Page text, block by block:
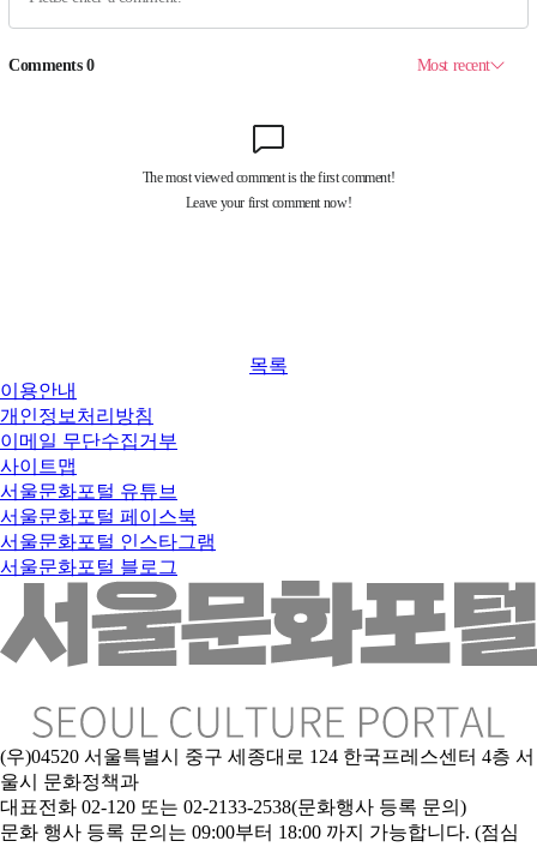
목록
이용안내
개인정보처리방침
이메일 무단수집거부
사이트맵
서울문화포털 유튜브
서울문화포털 페이스북
서울문화포털 인스타그램
서울문화포털 블로그
(우)04520 서울특별시 중구 세종대로 124 한국프레스센터 4층 서
울시 문화정책과
대표전화 02-120 또는 02-2133-2538(문화행사 등록 문의)
문화 행사 등록 문의는 09:00부터 18:00 까지 가능합니다. (점심